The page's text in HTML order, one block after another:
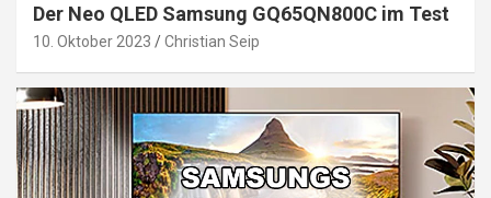
Der Neo QLED Samsung GQ65QN800C im Test
10. Oktober 2023 Christian Seip